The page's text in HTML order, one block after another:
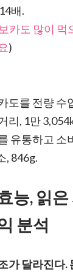
배.
카도 많이 먹
)
도를 전량 수
리, 1만
유통하고 소
, 846g.
능, 읽
분석
가 달라진다.